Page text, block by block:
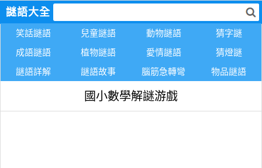
謎語大全
笑話謎語 兒童謎語 動物謎語
猜字謎
成語謎語
植物謎語 愛情謎語
猜燈謎
謎語詳解
謎語故事 腦筋急轉彎 物品謎語
國小數學解謎游戲